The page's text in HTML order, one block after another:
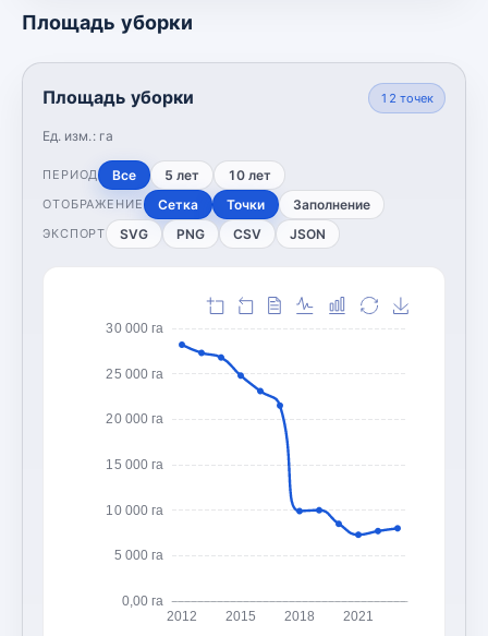
Площадь уборки
Площадь уборки
Ед. изм.: га
12 точек
ПЕРИОД Все 5 лет 10 лет
ОТОБРАЖЕНИЕ Сетка Точки Заполнение
ЭКСПОРТ SVG PNG CSV JSON
0,00 га
5 000 га
10 000 га
15 000 га
20 000 га
25 000 га
30 000 га
2012 2015 2018 2021